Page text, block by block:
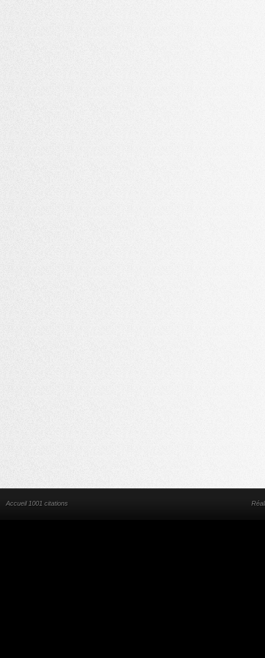
Accueil 1001 citations